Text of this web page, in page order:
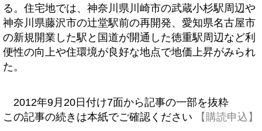
る。住宅地では、神奈川県川崎市の武蔵小杉駅周辺や
神奈川県藤沢市の辻堂駅前の再開発、愛知県名古屋市
の新規開業した駅と国道が開通した徳重駅周辺など利
便性の向上や住環境が良好な地点で地価上昇がみられ
た。
2012年9月20日付け7面から記事の一部を抜粋
この記事の続きは本紙でご確認ください
【購読申込】